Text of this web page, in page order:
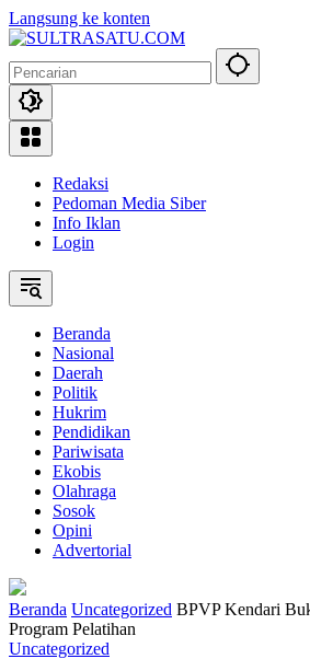
Langsung ke konten
Redaksi
Pedoman Media Siber
Info Iklan
Login
Beranda
Nasional
Daerah
Politik
Hukrim
Pendidikan
Pariwisata
Ekobis
Olahraga
Sosok
Opini
Advertorial
Beranda Uncategorized BPVP Kendari
Program Pelatihan
Uncategorized